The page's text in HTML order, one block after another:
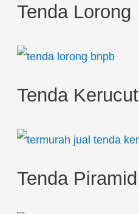
Tenda Lorong
Tenda Kerucut
Tenda Piramid